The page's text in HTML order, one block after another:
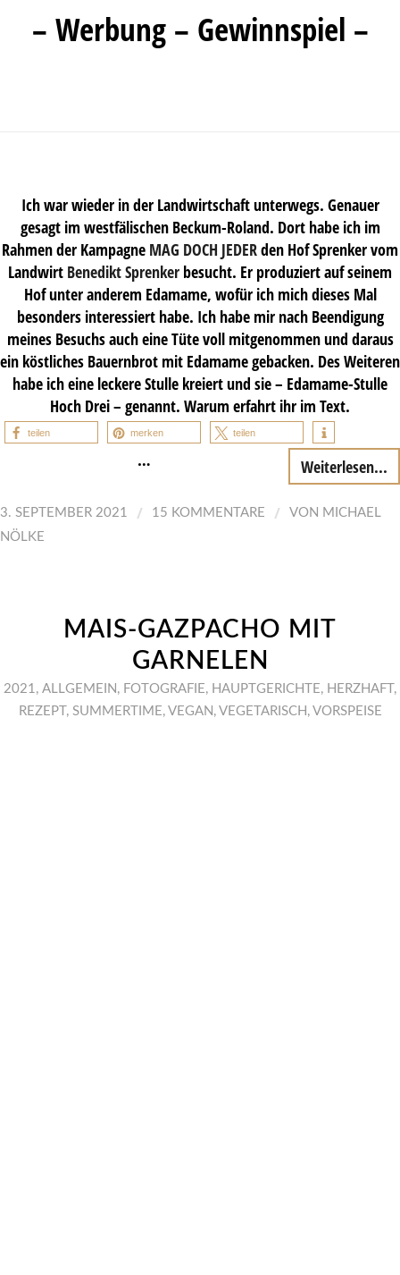
– Werbung – Gewinnspiel –
Ich war wieder in der Landwirtschaft unterwegs. Genauer
gesagt im westfälischen Beckum-Roland. Dort habe ich im
Rahmen der Kampagne MAG DOCH JEDERden Hof Sprenker vom
Landwirt Benedikt Sprenker besucht. Er produziert auf seinem
Hof unter anderem Edamame, wofür ich mich dieses Mal
besonders interessiert habe. Ich habe mir nach Beendigung
meines Besuchs auch eine Tüte voll mitgenommen und daraus
ein köstliches Bauernbrot mit Edamame gebacken. Des Weiteren
habe ich eine leckere Stulle kreiert und sie – Edamame-Stulle
Hoch Drei – genannt. Warum erfahrt ihr im Text.
teilen merken teilen
… Weiterlesen...
3. SEPTEMBER 2021 / 15 KOMMENTARE / VON MICHAEL
NÖLKE
MAIS-GAZPACHO MIT
GARNELEN
2021, ALLGEMEIN , FOTOGRAFIE, HAUPTGERICHTE, HERZHAFT ,
REZEPT , SUMMERTIME, VEGAN , VEGETARISCH , VORSPEISE